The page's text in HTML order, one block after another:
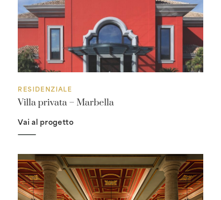
RESIDENZIALE
Villa privata – Marbella
Vai al progetto